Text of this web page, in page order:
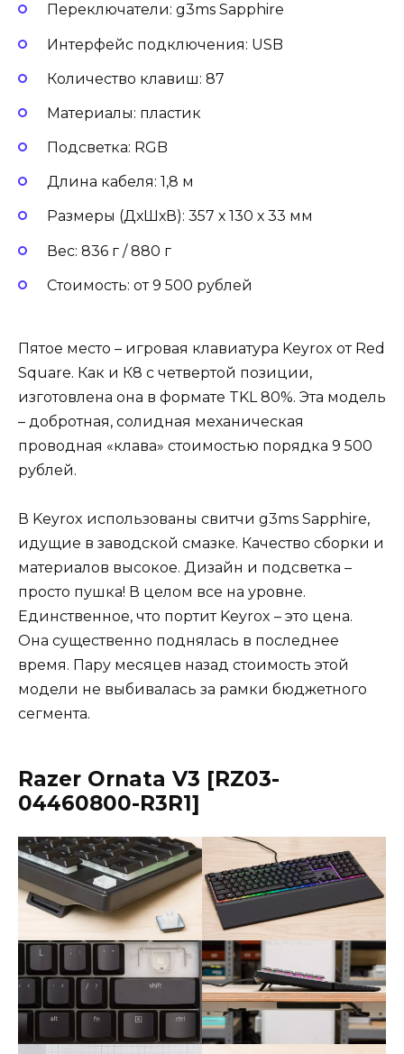
Переключатели: g3ms Sapphire
Интерфейс подключения: USB
Количество клавиш: 87
Материалы: пластик
Подсветка: RGB
Длина кабеля: 1,8 м
Размеры (ДхШхВ): 357 х 130 х 33 мм
Вес: 836 г / 880 г
Стоимость: от 9 500 рублей
Пятое место – игровая клавиатура Keyrox от Red
Square. Как и К8 с четвертой позиции,
изготовлена она в формате TKL 80%. Эта модель
– добротная, солидная механическая
проводная «клава» стоимостью порядка 9 500
рублей.
В Keyrox использованы свитчи g3ms Sapphire,
идущие в заводской смазке. Качество сборки и
материалов высокое. Дизайн и подсветка –
просто пушка! В целом все на уровне.
Единственное, что портит Keyrox – это цена.
Она существенно поднялась в последнее
время. Пару месяцев назад стоимость этой
модели не выбивалась за рамки бюджетного
сегмента.
Razer Ornata V3 [RZ03-
04460800-R3R1]